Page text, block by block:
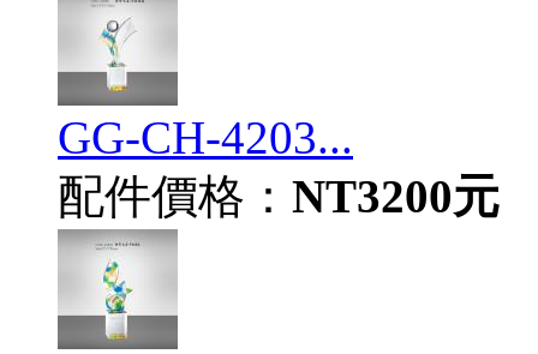
GG-CH-4203...
配件價格： NT3200元